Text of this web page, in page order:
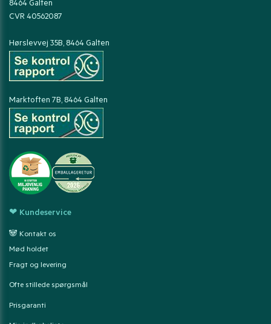
8464 Galten
CVR 40562087
Hørslevvej 35B, 8464 Galten
Marktoften 7B, 8464 Galten
❤ Kundeservice
🐼 Kontakt os
Mød holdet
Fragt og levering
Ofte stillede spørgsmål
Prisgaranti